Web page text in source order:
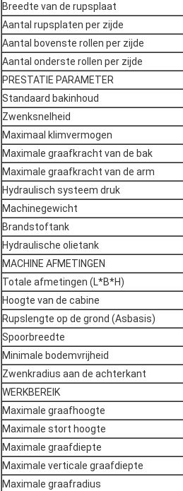
Breedte van de rupsplaat
Aantal rupsplaten per zijde
Aantal bovenste rollen per zijde
Aantal onderste rollen per zijde
PRESTATIE PARAMETER
Standaard bakinhoud
Zwenksnelheid
Maximaal klimvermogen
Maximale graafkracht van de bak
Maximale graafkracht van de arm
Hydraulisch systeem druk
Machinegewicht
Brandstoftank
Hydraulische olietank
MACHINE AFMETINGEN
Totale afmetingen (L*B*H)
Hoogte van de cabine
Rupslengte op de grond (Asbasis)
Spoorbreedte
Minimale bodemvrijheid
Zwenkradius aan de achterkant
WERKBEREIK
Maximale graafhoogte
Maximale stort hoogte
Maximale graafdiepte
Maximale verticale graafdiepte
Maximale graafradius